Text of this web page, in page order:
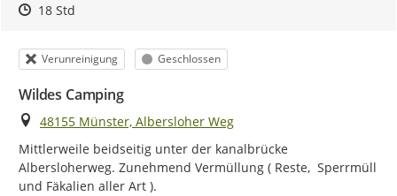
Zeitpunkt des Erstellens
Zeitpunkt des Erstellens
18 StdZur Äußerung
Kategorie
Verunreinigung Status
Geschlossen
Wildes Camping
Ort
48155 Münster, Albersloher Weg
Mittlerweile beidseitig unter der kanalbrücke
Albersloherweg. Zunehmend Vermüllung ( Reste,  Sperrmüll
und Fäkalien aller Art ).